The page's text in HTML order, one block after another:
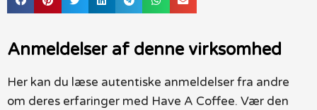
Anmeldelser af denne virksomhed
Her kan du læse autentiske anmeldelser fra andre
om deres erfaringer med Have A Coffee. Vær den